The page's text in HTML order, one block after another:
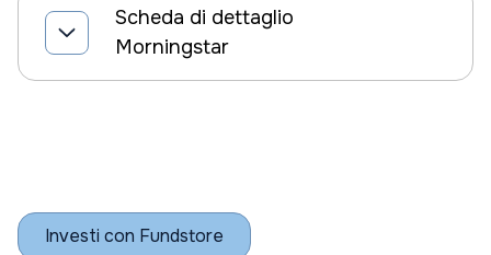
Scheda di dettaglio
Morningstar
Investi con Fundstore